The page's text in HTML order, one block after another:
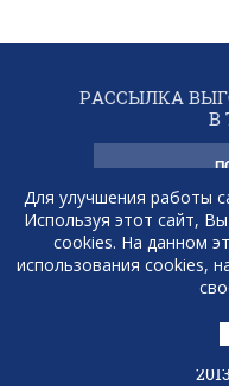
РАССЫЛКА
В
+7
Для улучшения работы
Используя этот сайт,
cookies. На данном
использования cookies,